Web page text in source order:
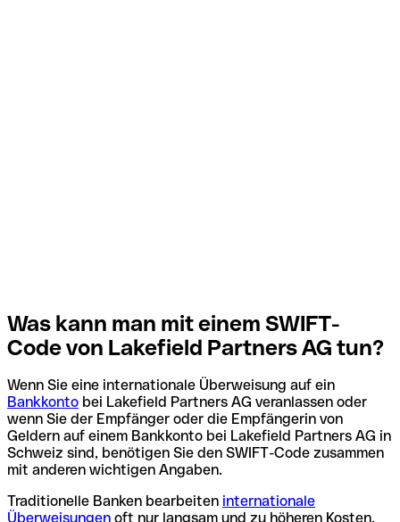
Was kann man mit einem SWIFT-
Code von Lakefield Partners AG tun?
Wenn Sie eine internationale Überweisung auf ein
Bankkonto bei Lakefield Partners AG veranlassen oder
wenn Sie der Empfänger oder die Empfängerin von
Geldern auf einem Bankkonto bei Lakefield Partners AG in
Schweiz sind, benötigen Sie den SWIFT-Code zusammen
mit anderen wichtigen Angaben.
Traditionelle Banken bearbeiten internationale
Überweisungen oft nur langsam und zu höheren Kosten.